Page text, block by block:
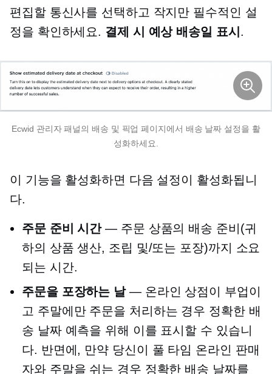
편집할 통신사를 선택하고 작지만 필수적인 설
정을 확인하세요. 결제 시 예상 배송일 표시 .
Ecwid 관리자 패널의 배송 및 픽업 페이지에서 배송 날짜 설정을 활
성화하세요.
이 기능을 활성화하면 다음 설정이 활성화됩니
다.
주문 준비 시간— 주문 상품의 배송 준비(귀
하의 상품 생산, 조립 및/또는 포장)까지 소요
되는 시간.
주문을 포장하는 날— 온라인 상점이 부업이
고 주말에만 주문을 처리하는 경우 정확한 배
송 날짜 예측을 위해 이를 표시할 수 있습니
다. 반면에, 만약 당신이 풀 타임 온라인 판매
자와 주말을 쉬는 경우 정확한 배송 날짜를